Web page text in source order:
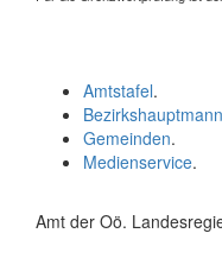
Amtstafel.
Gemeinden.
Medienservice.
Amt der Oö.